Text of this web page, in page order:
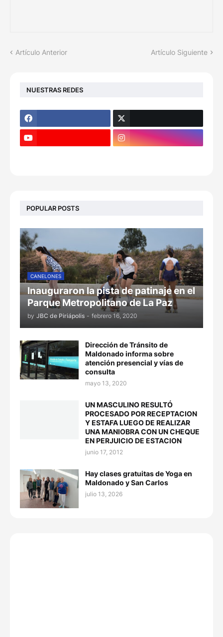
Artículo Anterior Artículo Siguiente
NUESTRAS REDES
POPULAR POSTS
CANELONES
Inauguraron la pista de patinaje en el
Parque Metropolitano de La Paz
by JBC de Piriápolis - febrero 16, 2020
Dirección de Tránsito de
Maldonado informa sobre
atención presencial y vías de
consulta
mayo 13, 2020
UN MASCULINO RESULTÓ
PROCESADO POR RECEPTACION
Y ESTAFA LUEGO DE REALIZAR
UNA MANIOBRA CON UN CHEQUE
EN PERJUICIO DE ESTACION
junio 17, 2012
Hay clases gratuitas de Yoga en
Maldonado y San Carlos
julio 13, 2026